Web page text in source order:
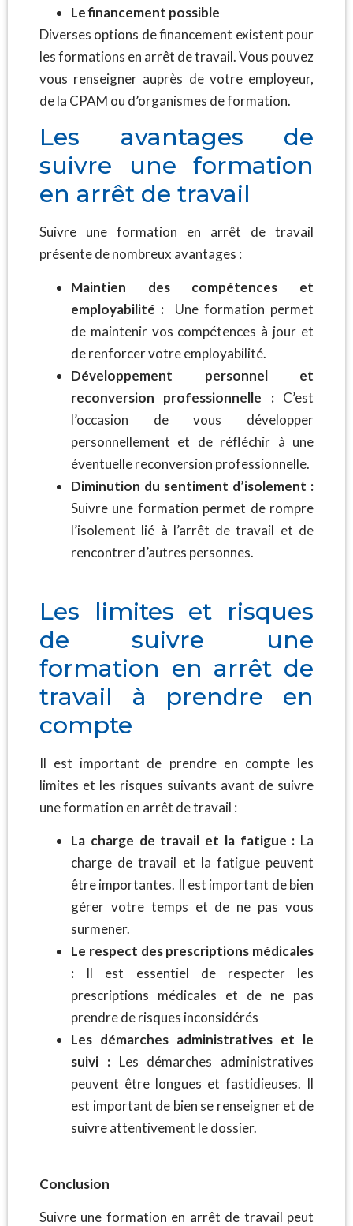
Le financement possible
Diverses options de financement existent pour
les formations en arrêt de travail. Vous pouvez
vous renseigner auprès de votre employeur,
de la CPAM ou d’organismes de formation.
Les avantages de
suivre une formation
en arrêt de travail
Suivre une formation en arrêt de travail
présente de nombreux avantages :
Maintien des compétences et
employabilité : Une formation permet
de maintenir vos compétences à jour et
de renforcer votre employabilité.
Développement personnel et
reconversion professionnelle : C’est
l’occasion de vous développer
personnellement et de réfléchir à une
éventuelle reconversion professionnelle.
Diminution du sentiment d’isolement :
Suivre une formation permet de rompre
l’isolement lié à l’arrêt de travail et de
rencontrer d’autres personnes.
Les limites et risques
de suivre une
formation en arrêt de
travail à prendre en
compte
Il est important de prendre en compte les
limites et les risques suivants avant de suivre
une formation en arrêt de travail :
La charge de travail et la fatigue : La
charge de travail et la fatigue peuvent
être importantes. Il est important de bien
gérer votre temps et de ne pas vous
surmener.
Le respect des prescriptions médicales
: Il est essentiel de respecter les
prescriptions médicales et de ne pas
prendre de risques inconsidérés
Les démarches administratives et le
suivi : Les démarches administratives
peuvent être longues et fastidieuses. Il
est important de bien se renseigner et de
suivre attentivement le dossier.
Conclusion
Suivre une formation en arrêt de travail peut